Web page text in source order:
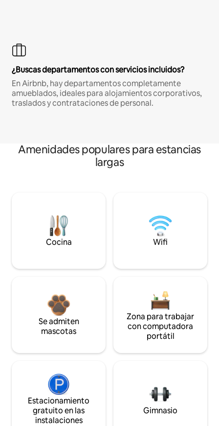
¿Buscas departamentos con servicios incluidos?
En Airbnb, hay departamentos completamente
amueblados, ideales para alojamientos corporativos,
traslados y contrataciones de personal.
Amenidades populares para estancias
largas
Cocina Wifi
Se admiten
mascotas
Zona para trabajar
con computadora
portátil
Estacionamiento
gratuito en las
instalaciones
Gimnasio